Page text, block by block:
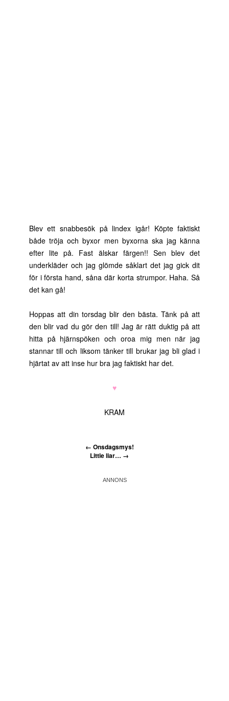
Blev ett snabbesök på lindex igår! Köpte faktiskt
både tröja och byxor men byxorna ska jag känna
efter lite på. Fast älskar färgen!! Sen blev det
underkläder och jag glömde såklart det jag gick dit
för i första hand, såna där korta strumpor. Haha. Så
det kan gå!
Hoppas att din torsdag blir den bästa. Tänk på att
den blir vad du gör den till! Jag är rätt duktig på att
hitta på hjärnspöken och oroa mig men när jag
stannar till och liksom tänker till brukar jag bli glad i
hjärtat av att inse hur bra jag faktiskt har det.
♥
KRAM
← Onsdagsmys!
Little liar… →